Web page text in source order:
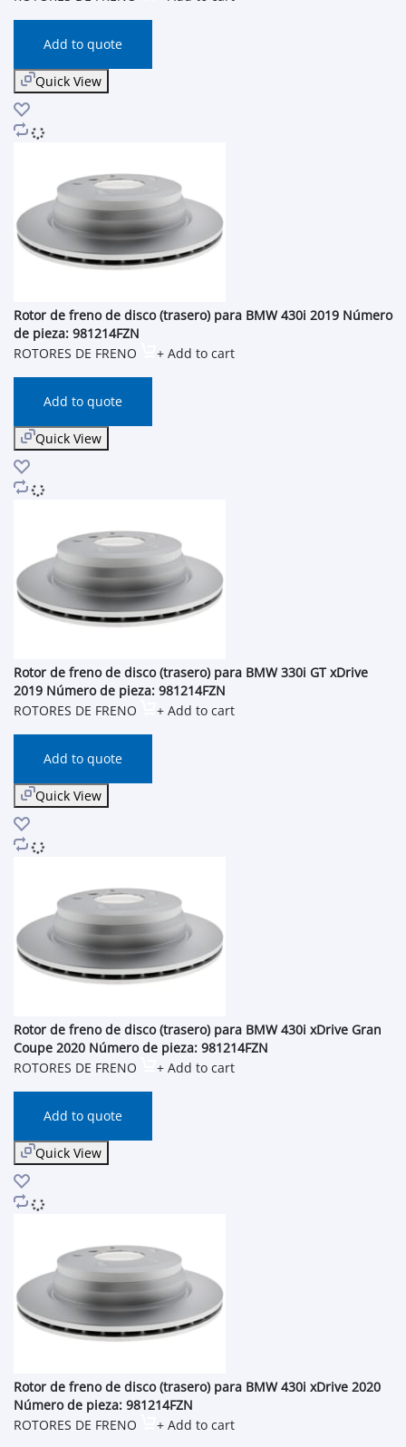
Add to quote
Quick View
Rotor de freno de disco (trasero) para BMW 430i 2019 Número
de pieza: 981214FZN
ROTORES DE FRENO
+ Add to cart
Add to quote
Quick View
Rotor de freno de disco (trasero) para BMW 330i GT xDrive
2019 Número de pieza: 981214FZN
ROTORES DE FRENO
+ Add to cart
Add to quote
Quick View
Rotor de freno de disco (trasero) para BMW 430i xDrive Gran
Coupe 2020 Número de pieza: 981214FZN
ROTORES DE FRENO
+ Add to cart
Add to quote
Quick View
Rotor de freno de disco (trasero) para BMW 430i xDrive 2020
Número de pieza: 981214FZN
ROTORES DE FRENO
+ Add to cart